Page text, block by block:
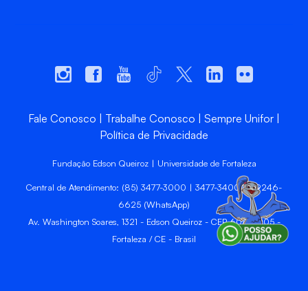
Fale Conosco Trabalhe Conosco
Sempre Unifor
Política de Privacidade
Fundação Edson Queiroz | Universidade de Fortaleza
Central de Atendimento: (85) 3477-3000 | 3477-3400 | 99246-
6625 (WhatsApp)
Av. Washington Soares, 1321 - Edson Queiroz - CEP 60811-905 -
Fortaleza / CE - Brasil